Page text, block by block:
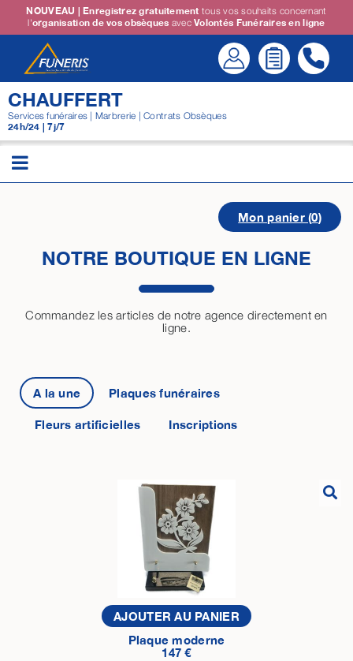
Passer
contenu
NOUVEAU | Enregistrez gratuitement tous vos souhaits concernant
l'organisation de vos obsèques avecVolontés Funéraires en ligne
CHAUFFERT
Services funéraires | Marbrerie | Contrats Obsèques
24h/24 | 7j/7
Mon panier (0)
NOTRE BOUTIQUE EN LIGNE
Commandez les articles de notre agence directement en
ligne.
A la une Plaques funéraires
Fleurs artificielles Inscriptions
AJOUTER AU PANIER
Plaque moderne
147 €